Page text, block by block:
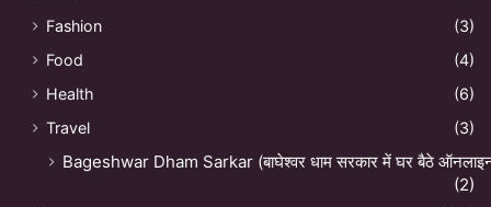
Fashion
(3)
Food
(4)
Health
(6)
Travel
(3)
Bageshwar Dham Sarkar (बाघेश्वर धाम सरकार में घर बैठे
(2)